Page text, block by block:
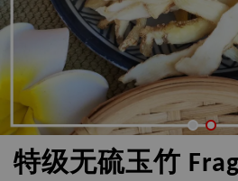
特级无硫玉竹